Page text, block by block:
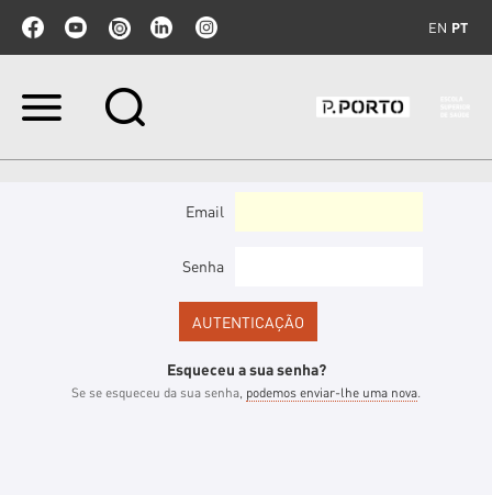
EN PT
Ir
Email
Senha
Esqueceu a sua senha?
Se se esqueceu da sua senha, podemos enviar-lhe uma nova.